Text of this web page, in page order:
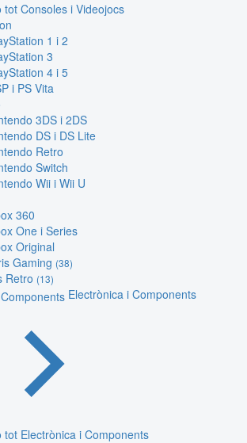
tot Consoles i Videojocs
1 i 2
3
4 i 5
i PS Vita
3DS i 2DS
DS i DS Lite
Retro
Switch
Wii i Wii U
360
One i Series
Original
Gaming (38)
Retro (13)
Electrònica i Components
tot Electrònica i Components